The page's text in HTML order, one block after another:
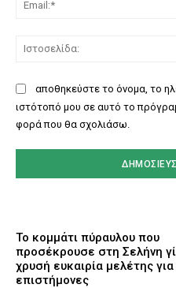
αποθηκεύστε το όνομα, το
ιστότοπό μου σε αυτό το
φορά που θα σχολιάσω.
Το κομμάτι πύραυλου που
προσέκρουσε στη Σελήνη
χρυσή ευκαιρία μελέτης για
επιστήμονες